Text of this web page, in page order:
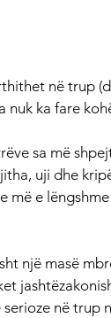
në trup
nuk ka fare
sa më
uji dhe
më e
një masë
në trup